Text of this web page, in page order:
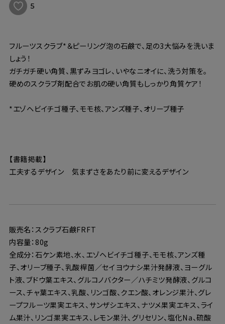
5
フルーツスクラブ*＆ピーリング泡の石鹸で、足の3大悩みを洗いま
しょう！
ガチガチ硬い角質、黒ずみヨゴレ、いやなニオイに、洗う対策を。
硬めのスクラブ剤配合でお肌の硬い角質もしっかり角質ケア！
*エゾヘビイチゴ種子、モモ核、アンズ種子、オリーブ種子
【書籍掲載】
工夫するデザイン 気まずさをあたり前に変えるデザイン
販売名：スクラブ石鹸FRFT
内容量：80g
全成分：石ケン素地、水、エゾヘビイチゴ種子、モモ核、アンズ種
子、オリーブ種子、乳酸桿菌／セイヨウナシ果汁発酵液、ヨーグル
ト液、ブドウ葉エキス、グルコノバクター／ハチミツ発酵液、グルコ
ース、チャ葉エキス、乳酸、リンゴ酸、クエン酸、オレンジ果汁、グレ
ープフルーツ果実エキス、サンザシエキス、ナツメ果実エキス、ライ
ム果汁、リンゴ果実エキス、レモン果汁、グリセリン、塩化Na、硫酸